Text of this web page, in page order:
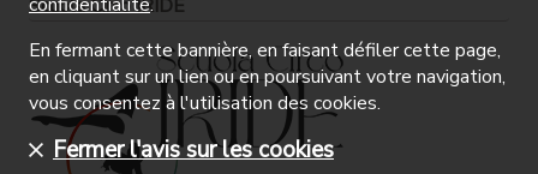
Scuola Circo IRIDE
En fermant cette bannière, en faisant défiler cette page,
en cliquant sur un lien ou en poursuivant votre navigation,
vous consentez à l'utilisation des cookies.
Fermer l'avis sur les cookies